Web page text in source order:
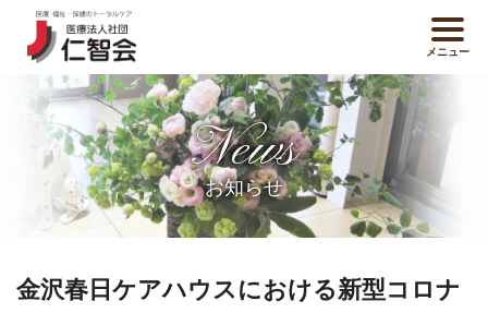
メニュー
News
お知らせ
金沢春日ケアハウスにおける新型コロナ